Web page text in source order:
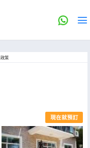
策
現在就預訂